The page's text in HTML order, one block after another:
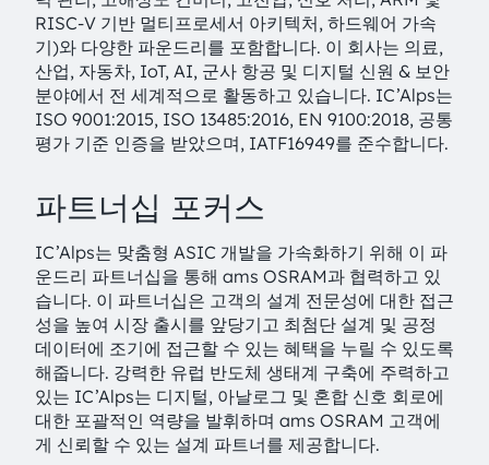
RISC-V 기반 멀티프로세서 아키텍처, 하드웨어 가속
기)와 다양한 파운드리를 포함합니다. 이 회사는 의료,
산업, 자동차, IoT, AI, 군사 항공 및 디지털 신원 & 보안
분야에서 전 세계적으로 활동하고 있습니다. IC’Alps는
ISO 9001:2015, ISO 13485:2016, EN 9100:2018, 공통
평가 기준 인증을 받았으며, IATF16949를 준수합니다.
파트너십 포커스
IC’Alps는 맞춤형 ASIC 개발을 가속화하기 위해 이 파
운드리 파트너십을 통해 ams OSRAM과 협력하고 있
습니다. 이 파트너십은 고객의 설계 전문성에 대한 접근
성을 높여 시장 출시를 앞당기고 최첨단 설계 및 공정
데이터에 조기에 접근할 수 있는 혜택을 누릴 수 있도록
해줍니다. 강력한 유럽 반도체 생태계 구축에 주력하고
있는 IC’Alps는 디지털, 아날로그 및 혼합 신호 회로에
대한 포괄적인 역량을 발휘하며 ams OSRAM 고객에
게 신뢰할 수 있는 설계 파트너를 제공합니다.